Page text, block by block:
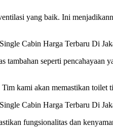
yang baik. Ini
seperti
kami akan memastikan
fungsionalitas dan